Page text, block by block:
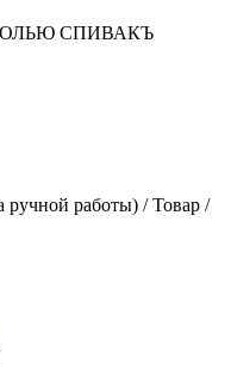
СПИВАКЪ
ручной работы) / Товар /